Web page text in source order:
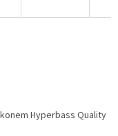
Hyperbass Quality